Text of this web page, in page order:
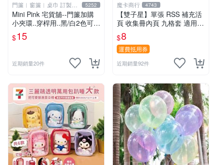
門簾︱窗簾︱桌巾 訂製販
售
5252
Mini Pink 宅貨舖--門簾加購
小夾環..穿桿用..黑/白2色可選
【K000】不單獨販售
$15
近期銷量20件
魔卡商行 4743
【雙子星】單張 RSS 補充活
頁 收集冊內頁 九格套 適用 P
TCG ws 鋼彈 迪士尼 柯南 哥
吉拉
$8
運費抵用券
近期銷量92件